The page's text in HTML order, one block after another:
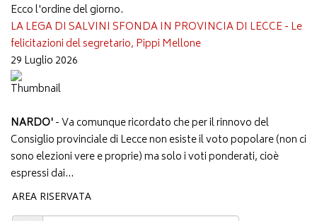
Ecco l'ordine del giorno.
LA LEGA DI SALVINI SFONDA IN PROVINCIA DI LECCE - Le
felicitazioni del segretario, Pippi Mellone
29 Luglio 2026
NARDO'- Va comunque ricordato che per il rinnovo del
Consiglio provinciale di Lecce non esiste il voto popolare (non ci
sono elezioni vere e proprie) ma solo i voti ponderati, cioè
espressi dai...
AREA RISERVATA